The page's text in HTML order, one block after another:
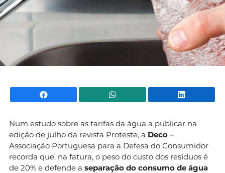
Facebook WhatsApp
Num estudo sobre as tarifas da água a publicar na
edição de julho da revista Proteste, a Deco –
Associação Portuguesa para a Defesa do Consumidor
recorda que, na fatura, o peso do custo dos resíduos é
de 20% e defende a separação do consumo de água